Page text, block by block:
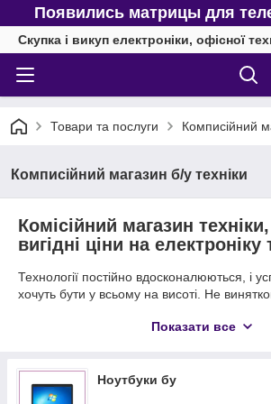
Появились матрицы для
Скупка і викуп електроніки, офісної
Товари та послуги Комписійний
Комписійний магазин б/у техніки
Комісійний магазин
вигідні ціни на електроніку
Технології постійно вдосконалюються, і
хочуть бути у всьому на висоті. Не
оновлюються й модернізуються. Куди ж
електроніки пропонує Вам вигідні умови
техніки.
Показати все
Ноутбуки бу